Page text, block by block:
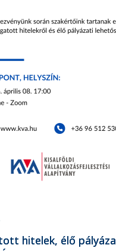
hitelek, élő